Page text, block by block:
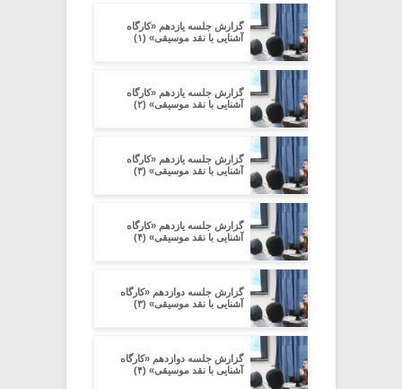
گزارش جلسه یازدهم «کارگاه
آشنایی با نقد موسیقی» (۱)
گزارش جلسه یازدهم «کارگاه
آشنایی با نقد موسیقی» (۲)
گزارش جلسه یازدهم «کارگاه
آشنایی با نقد موسیقی» (۳)
گزارش جلسه یازدهم «کارگاه
آشنایی با نقد موسیقی» (۴)
گزارش جلسه دوازدهم «کارگاه
آشنایی با نقد موسیقی» (۳)
گزارش جلسه دوازدهم «کارگاه
آشنایی با نقد موسیقی» (۴)